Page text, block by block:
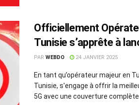
Officiellement
Tunisie s’apprête à
PAR WEBDO 24 JANVIER 2025
En tant qu’opérateur majeur en
Tunisie, s'engage à offrir la
5G avec une couverture complète